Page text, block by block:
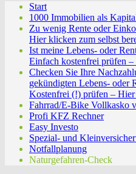
Start
1000 Immobilien als
Zu wenig Rente oder
Hier klicken zum selbst
Ist meine Lebens- oder
Einfach kostenfrei prüfen
Checken Sie Ihre
gekündigten Lebens- oder
Kostenfrei (!) prüfen –
Fahrrad/E-Bike Vollkasko
Profi KFZ Rechner
Easy Investo
Spezial- und
Notfallplanung
Naturgefahren-Check